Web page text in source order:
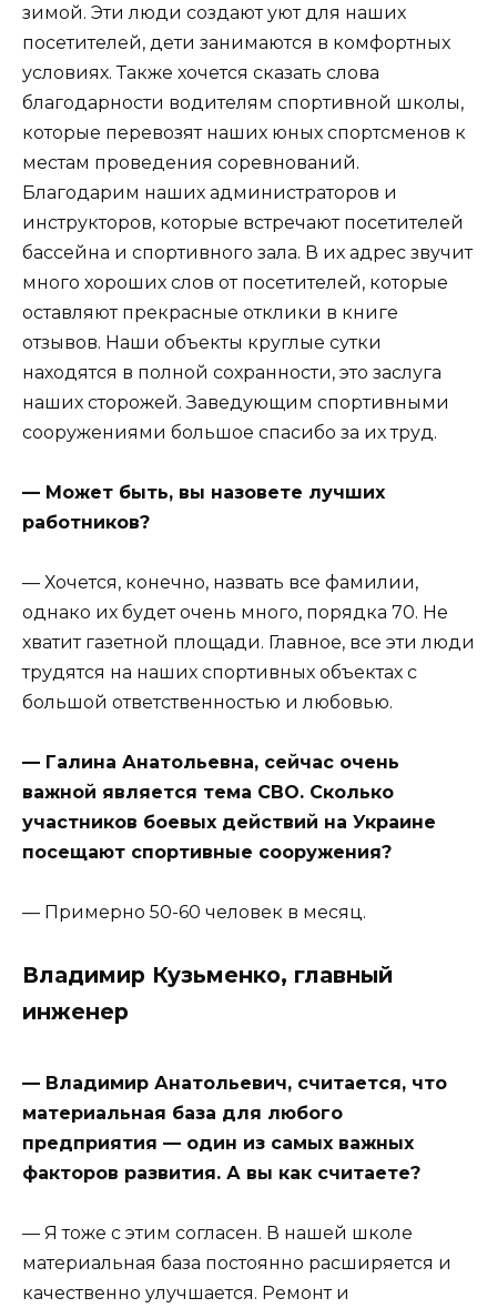
зимой. Эти люди создают уют для наших
посетителей, дети занимаются в комфортных
условиях. Также хочется сказать слова
благодарности водителям спортивной школы,
которые перевозят наших юных спортсменов к
местам проведения соревнований.
Благодарим наших администраторов и
инструкторов, которые встречают посетителей
бассейна и спортивного зала. В их адрес звучит
много хороших слов от посетителей, которые
оставляют прекрасные отклики в книге
отзывов. Наши объекты круглые сутки
находятся в полной сохранности, это заслуга
наших сторожей. Заведующим спортивными
сооружениями большое спасибо за их труд.
— Может быть, вы назовете лучших
работников?
— Хочется, конечно, назвать все фамилии,
однако их будет очень много, порядка 70. Не
хватит газетной площади. Главное, все эти люди
трудятся на наших спортивных объектах с
большой ответственностью и любовью.
— Галина Анатольевна, сейчас очень
важной является тема СВО. Сколько
участников боевых действий на Украине
посещают спортивные сооружения?
— Примерно 50-60 человек в месяц.
Владимир Кузьменко, главный
инженер
— Владимир Анатольевич, считается, что
материальная база для любого
предприятия — один из самых важных
факторов развития. А вы как считаете?
— Я тоже с этим согласен. В нашей школе
материальная база постоянно расширяется и
качественно улучшается. Ремонт и